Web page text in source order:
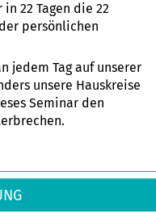
22 Tagen die 22
persönlichen
jedem Tag auf unserer
unsere Hauskreise
Seminar den